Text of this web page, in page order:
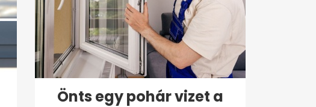
Önts egy pohár vizet a